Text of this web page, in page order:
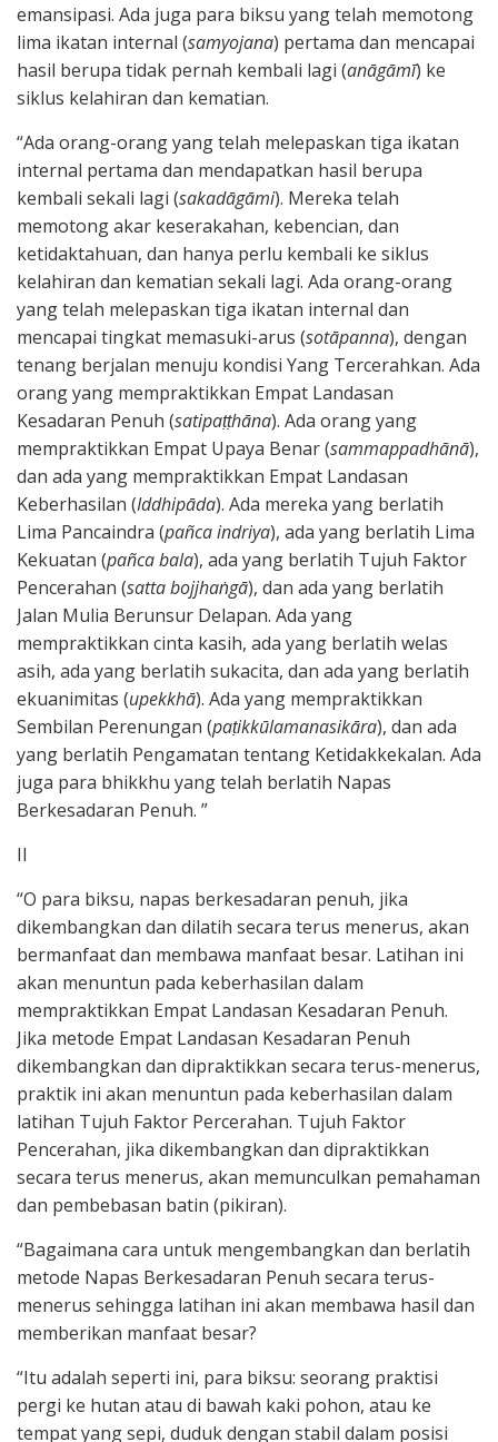
emansipasi. Ada juga para biksu yang telah memotong
lima ikatan internal (samyojana) pertama dan mencapai
hasil berupa tidak pernah kembali lagi (anāgāmī) ke
siklus kelahiran dan kematian.
“Ada orang-orang yang telah melepaskan tiga ikatan
internal pertama dan mendapatkan hasil berupa
kembali sekali lagi (sakadāgāmi). Mereka telah
memotong akar keserakahan, kebencian, dan
ketidaktahuan, dan hanya perlu kembali ke siklus
kelahiran dan kematian sekali lagi. Ada orang-orang
yang telah melepaskan tiga ikatan internal dan
mencapai tingkat memasuki-arus (sotāpanna), dengan
tenang berjalan menuju kondisi Yang Tercerahkan. Ada
orang yang mempraktikkan Empat Landasan
Kesadaran Penuh (satipaṭṭhāna). Ada orang yang
mempraktikkan Empat Upaya Benar (sammappadhānā),
dan ada yang mempraktikkan Empat Landasan
Keberhasilan (Iddhipāda). Ada mereka yang berlatih
Lima Pancaindra (pañca indriya), ada yang berlatih Lima
Kekuatan (pañca bala), ada yang berlatih Tujuh Faktor
Pencerahan (satta bojjhaṅgā), dan ada yang berlatih
Jalan Mulia Berunsur Delapan. Ada yang
mempraktikkan cinta kasih, ada yang berlatih welas
asih, ada yang berlatih sukacita, dan ada yang berlatih
ekuanimitas (upekkhā). Ada yang mempraktikkan
Sembilan Perenungan (paṭikkūlamanasikāra), dan ada
yang berlatih Pengamatan tentang Ketidakkekalan. Ada
juga para bhikkhu yang telah berlatih Napas
Berkesadaran Penuh. ”
II
“O para biksu, napas berkesadaran penuh, jika
dikembangkan dan dilatih secara terus menerus, akan
bermanfaat dan membawa manfaat besar. Latihan ini
akan menuntun pada keberhasilan dalam
mempraktikkan Empat Landasan Kesadaran Penuh.
Jika metode Empat Landasan Kesadaran Penuh
dikembangkan dan dipraktikkan secara terus-menerus,
praktik ini akan menuntun pada keberhasilan dalam
latihan Tujuh Faktor Percerahan. Tujuh Faktor
Pencerahan, jika dikembangkan dan dipraktikkan
secara terus menerus, akan memunculkan pemahaman
dan pembebasan batin (pikiran).
“Bagaimana cara untuk mengembangkan dan berlatih
metode Napas Berkesadaran Penuh secara terus-
menerus sehingga latihan ini akan membawa hasil dan
memberikan manfaat besar?
“Itu adalah seperti ini, para biksu: seorang praktisi
pergi ke hutan atau di bawah kaki pohon, atau ke
tempat yang sepi, duduk dengan stabil dalam posisi